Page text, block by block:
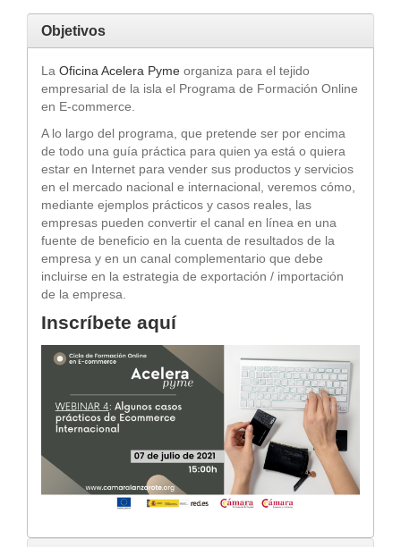
Objetivos
La Oficina Acelera Pyme organiza para el tejido
empresarial de la isla el Programa de Formación Online
en E-commerce.
A lo largo del programa, que pretende ser por encima
de todo una guía práctica para quien ya está o quiera
estar en Internet para vender sus productos y servicios
en el mercado nacional e internacional, veremos cómo,
mediante ejemplos prácticos y casos reales, las
empresas pueden convertir el canal en línea en una
fuente de beneficio en la cuenta de resultados de la
empresa y en un canal complementario que debe
incluirse en la estrategia de exportación / importación
de la empresa.
Inscríbete aquí